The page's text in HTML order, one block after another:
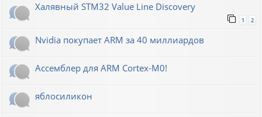
Халявный STM32 Value Line Discovery
1 2
Nvidia покупает ARM за 40 миллиардов
Ассемблер для ARM Cortex-M0!
яблосиликон